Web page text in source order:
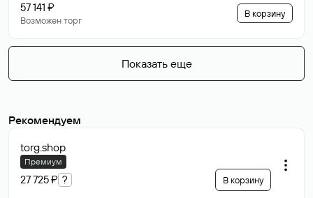
57 141 ₽
Возможен торг
В корзину
Показать еще
Рекомендуем
torg.shop
Премиум
27 725 ₽ ? В корзину